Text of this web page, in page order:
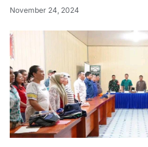
November 24, 2024